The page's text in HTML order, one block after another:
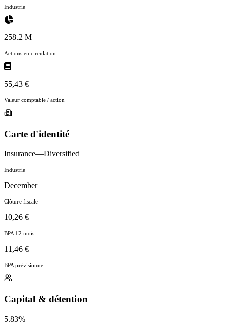
Industrie
258.2 M
Actions en circulation
55,43 €
Valeur comptable / action
Carte d'identité
Insurance—Diversified
Industrie
December
Clôture fiscale
10,26 €
BPA 12 mois
11,46 €
BPA prévisionnel
Capital & détention
5.83%